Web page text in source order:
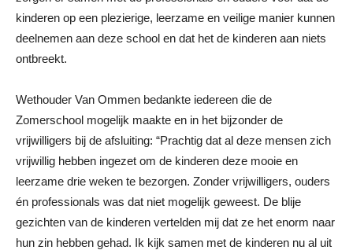
kinderen op een plezierige, leerzame en veilige manier kunnen
deelnemen aan deze school en dat het de kinderen aan niets
ontbreekt.
Wethouder Van Ommen bedankte iedereen die de
Zomerschool mogelijk maakte en in het bijzonder de
vrijwilligers bij de afsluiting: “Prachtig dat al deze mensen zich
vrijwillig hebben ingezet om de kinderen deze mooie en
leerzame drie weken te bezorgen. Zonder vrijwilligers, ouders
én professionals was dat niet mogelijk geweest. De blije
gezichten van de kinderen vertelden mij dat ze het enorm naar
hun zin hebben gehad. Ik kijk samen met de kinderen nu al uit